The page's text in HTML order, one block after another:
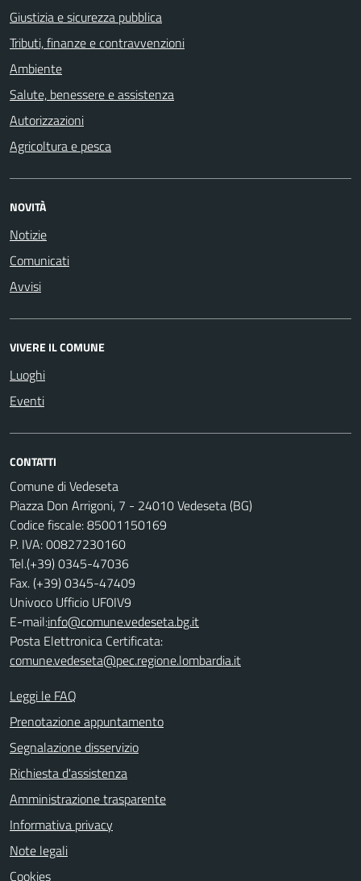
Giustizia e sicurezza pubblica
Tributi, finanze e contravvenzioni
Ambiente
Salute, benessere e assistenza
Autorizzazioni
Agricoltura e pesca
NOVITÀ
Notizie
Comunicati
Avvisi
VIVERE IL COMUNE
Luoghi
Eventi
CONTATTI
Comune di Vedeseta
Piazza Don Arrigoni, 7 - 24010 Vedeseta (BG)
Codice fiscale: 85001150169
P. IVA: 00827230160
Tel.(+39) 0345-47036
Fax. (+39) 0345-47409
Univoco Ufficio UF0IV9
E-mail:info@comune.vedeseta.bg.it
Posta Elettronica Certificata:
comune.vedeseta@pec.regione.lombardia.it
Leggi le FAQ
Prenotazione appuntamento
Segnalazione disservizio
Richiesta d'assistenza
Amministrazione trasparente
Informativa privacy
Note legali
Cookies